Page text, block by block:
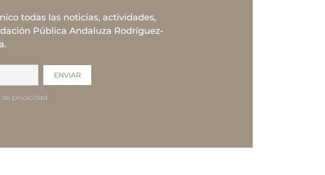
todas las noticias, actividades,
Pública Andaluza Rodríguez-
privacidad